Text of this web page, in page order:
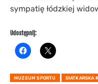
sympatię łódzkiej
Udostępnij:
MUZEUM SPORTU SIATKARSKA